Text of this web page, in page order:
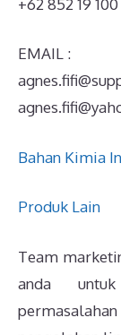
EMAIL :
Bahan Kimia
Produk Lain
Team
anda